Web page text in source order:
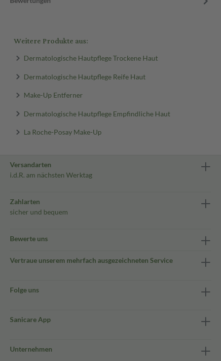
Weitere Produkte aus:
Dermatologische Hautpflege Trockene Haut
Dermatologische Hautpflege Reife Haut
Make-Up Entferner
Dermatologische Hautpflege Empfindliche Haut
La Roche-Posay Make-Up
Versandarten
i.d.R. am nächsten Werktag
Zahlarten
sicher und bequem
Bewerte uns
Vertraue unserem mehrfach ausgezeichneten Service
Folge uns
Sanicare App
Unternehmen